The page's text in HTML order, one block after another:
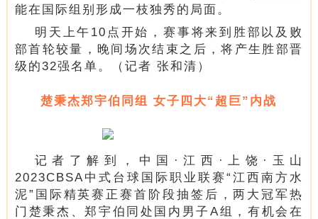
能在国际组别形成一枝独秀的局面。
明天上午10点开始，赛事将来到胜部以及败
部首轮较量，晚间场次结束之后，将产生胜部晋
级的32强名单。（记者 张和清）
楚秉杰郑宇伯同组 女子四大“超巨”内战
记者了解到，中国·江西·上饶·玉山
2023CBSA中式台球国际职业联赛“江西南方水
泥”国际精英赛正赛首阶段抽签后，两大冠军热
门楚秉杰、郑宇伯同处国内男子A组，有机会在